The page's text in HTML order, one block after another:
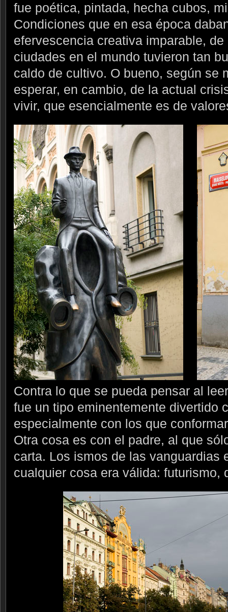
fue poética, pintada, hecha cubos,
Condiciones que en esa época
efervescencia creativa imparable,
ciudades en el mundo tuvieron tan
caldo de cultivo. O bueno, según se
esperar, en cambio, de la actual
vivir, que esencialmente es de
Contra lo que se pueda pensar al
fue un tipo eminentemente divertido
especialmente con los que
Otra cosa es con el padre, al que
carta. Los ismos de las vanguardias
cualquier cosa era válida: futurismo,